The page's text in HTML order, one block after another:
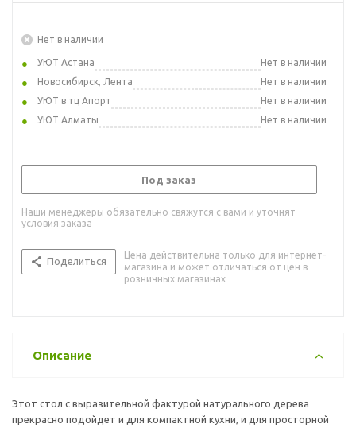
Нет в наличии
УЮТ Астана
Нет в наличии
Новосибирск, Лента
Нет в наличии
УЮТ в тц Апорт
Нет в наличии
УЮТ Алматы
Нет в наличии
Под заказ
Наши менеджеры обязательно свяжутся с вами и уточнят
условия заказа
Поделиться
Цена действительна только для интернет-
магазина и может отличаться от цен в
розничных магазинах
Описание
Этот стол с выразительной фактурой натурального дерева
прекрасно подойдет и для компактной кухни, и для просторной